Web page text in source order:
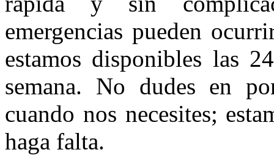
emergencias pueden
estamos disponibles las
semana. No dudes en
cuando nos necesites;
haga falta.